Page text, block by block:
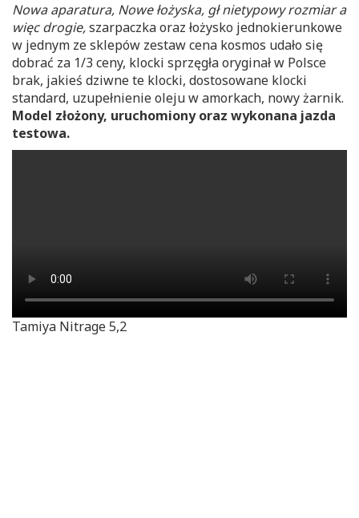
Nowa aparatura, Nowe łożyska, gł nietypowy rozmiar a
więc drogie,szarpaczka oraz łożysko jednokierunkowe
w jednym ze sklepów zestaw cena kosmos udało się
dobrać za 1/3 ceny, klocki sprzęgła oryginał w Polsce
brak, jakieś dziwne te klocki, dostosowane klocki
standard, uzupełnienie oleju w amorkach, nowy żarnik.
Model złożony, uruchomiony oraz wykonana jazda
testowa.
Tamiya Nitrage 5,2